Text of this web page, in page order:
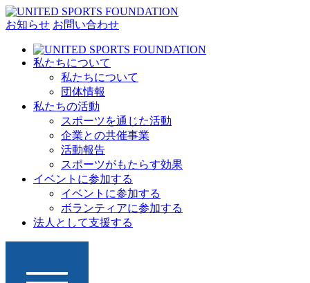
お知らせ お問い合わせ
私たちについて
私たちについて
団体情報
私たちの活動
スポーツを通じた活動
企業との共催事業
活動報告
スポーツがもたらす効果
イベントに参加する
イベントに参加する
ボランティアに参加する
法人として支援する